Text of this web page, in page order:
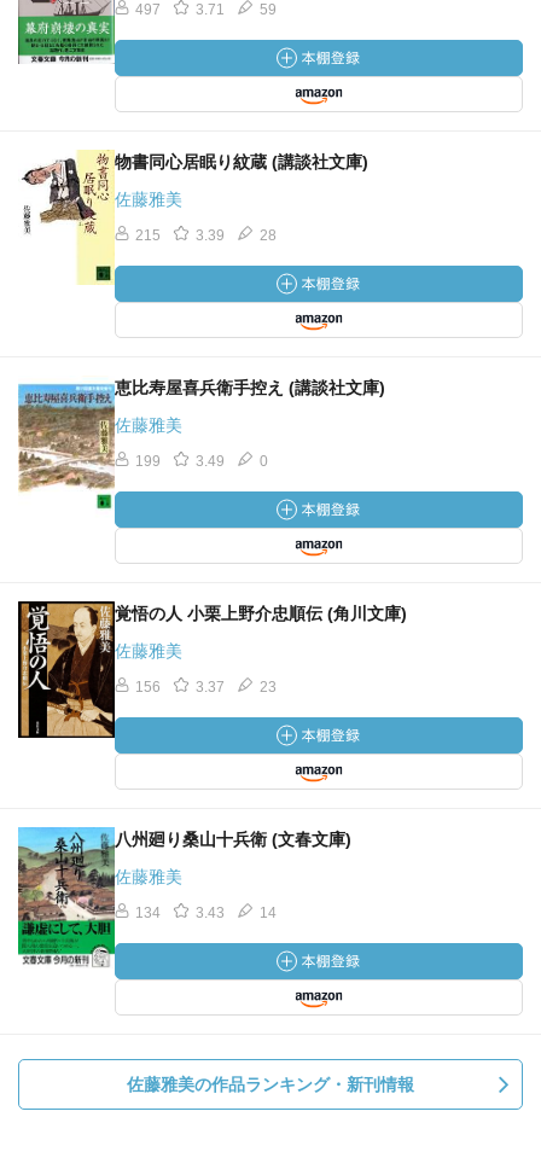
497 3.71 59
物書同心居眠り紋蔵 (講談社文庫)
佐藤雅美
215 3.39 28
恵比寿屋喜兵衛手控え (講談社文庫)
佐藤雅美
199 3.49 0
覚悟の人 小栗上野介忠順伝 (角川文庫)
佐藤雅美
156 3.37 23
八州廻り桑山十兵衛 (文春文庫)
佐藤雅美
134 3.43 14
佐藤雅美の作品ランキング・新刊情報